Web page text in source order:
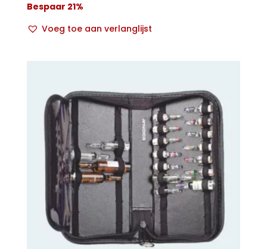
Bespaar 21%
Voeg toe aan verlanglijst